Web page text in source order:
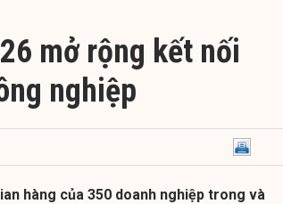
mở rộng kết nối
nghiệp
hàng của 350 doanh nghiệp trong và